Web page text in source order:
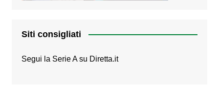
Siti consigliati
Segui la Serie A su Diretta.it